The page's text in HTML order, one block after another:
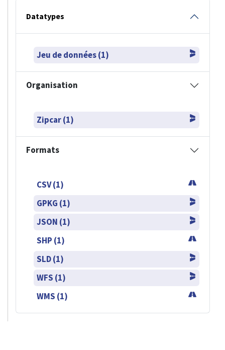
Datatypes
Jeu de données (1)
Organisation
Zipcar (1)
Formats
CSV (1)
GPKG (1)
JSON (1)
SHP (1)
SLD (1)
WFS (1)
WMS (1)